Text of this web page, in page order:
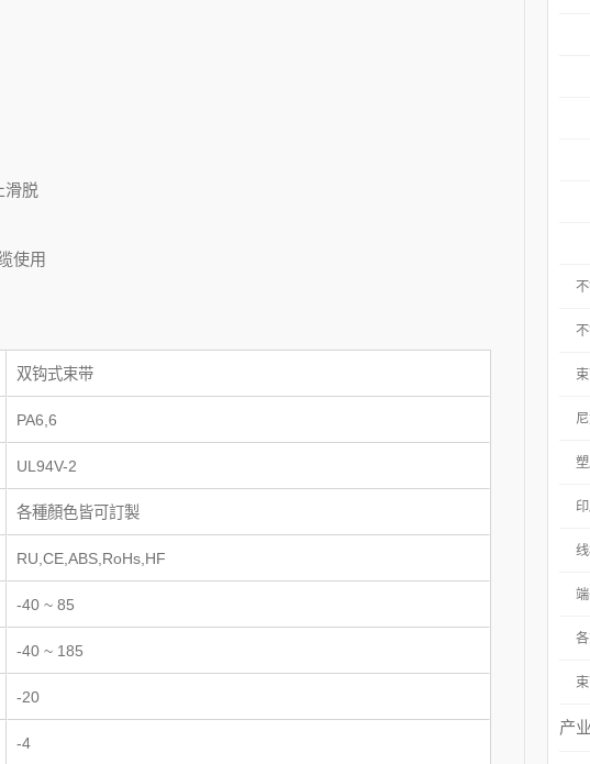
滑脱
使用
双钩式束带
PA6,6
UL94V-2
各種顏色皆可訂製
RU,CE,ABS,RoHs,HF
-40 ~ 85
-40 ~ 185
-20
-4
产